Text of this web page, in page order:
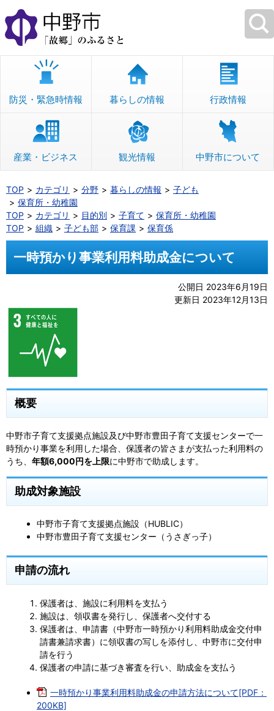
本
文
へ
移
防災・緊急時情報 暮らしの情報 行政情報
産業・ビジネス 観光情報 中野市について
TOP カテゴリ 分野 暮らしの情報
子ども
保育所・幼稚園
TOP
カテゴリ 目的別 子育て
保育所・幼稚園
TOP
組織 子ども部 保育課 保育係
一時預かり事業利用料助成金について
公開日 2023年6月19日
更新日 2023年12月13日
概要
中野市子育て支援拠点施設及び中野市豊田子育て支援センターで一
時預かり事業を利用した場合、保護者の皆さまが支払った利用料の
うち、 年額6,000円を上限に中野市で助成します。
助成対象施設
中野市子育て支援拠点施設（HUBLIC）
中野市豊田子育て支援センター（うさぎっ子）
申請の流れ
保護者は、施設に利用料を支払う
施設は、領収書を発行し、保護者へ交付する
保護者は、申請書（中野市一時預かり利用料助成金交付申
請書兼請求書）に領収書の写しを添付し、中野市に交付申
請を行う
保護者の申請に基づき審査を行い、助成金を支払う
一時預かり事業利用料助成金の申請方法について[PDF：
200KB]